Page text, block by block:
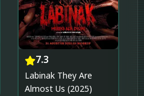
7.3
Labinak They Are
Almost Us (2025)